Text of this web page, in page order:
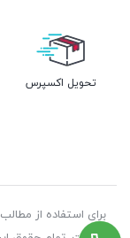
تحویل اکسپرس
برای استفاده از